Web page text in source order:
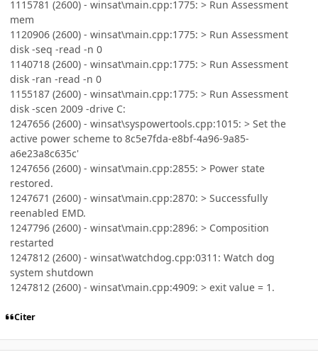
1115781 (2600) - winsat\main.cpp:1775: > Run Assessment
mem
1120906 (2600) - winsat\main.cpp:1775: > Run Assessment
disk -seq -read -n 0
1140718 (2600) - winsat\main.cpp:1775: > Run Assessment
disk -ran -read -n 0
1155187 (2600) - winsat\main.cpp:1775: > Run Assessment
disk -scen 2009 -drive C:
1247656 (2600) - winsat\syspowertools.cpp:1015: > Set the
active power scheme to 8c5e7fda-e8bf-4a96-9a85-
a6e23a8c635c'
1247656 (2600) - winsat\main.cpp:2855: > Power state
restored.
1247671 (2600) - winsat\main.cpp:2870: > Successfully
reenabled EMD.
1247796 (2600) - winsat\main.cpp:2896: > Composition
restarted
1247812 (2600) - winsat\watchdog.cpp:0311: Watch dog
system shutdown
1247812 (2600) - winsat\main.cpp:4909: > exit value = 1.
Citer